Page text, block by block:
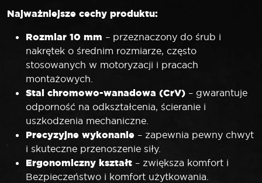
Najważniejsze cechy produktu:
Rozmiar 10 mm – przeznaczony do śrub i
nakrętek o średnim rozmiarze, często
stosowanych w motoryzacji i pracach
montażowych.
Stal chromowo-wanadowa (CrV) – gwarantuje
odporność na odkształcenia, ścieranie i
uszkodzenia mechaniczne.
Precyzyjne wykonanie – zapewnia pewny chwyt
i skuteczne przenoszenie siły.
Ergonomiczny kształt – zwiększa komfort i
Bezpieczeństwo i komfort użytkowania.